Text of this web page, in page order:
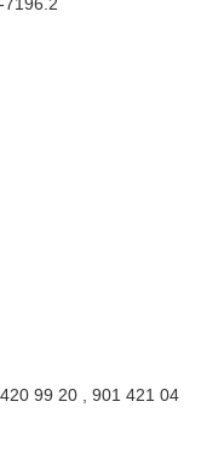
7196.2
99 20 , 901 421 04